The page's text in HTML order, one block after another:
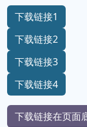
下载链接1
下载链接2
下载链接3
下载链接4
下载链接在页面